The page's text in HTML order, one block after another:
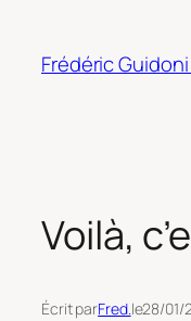
contenu
Frédéric
Voilà,
Écrit parFred.le28/01/